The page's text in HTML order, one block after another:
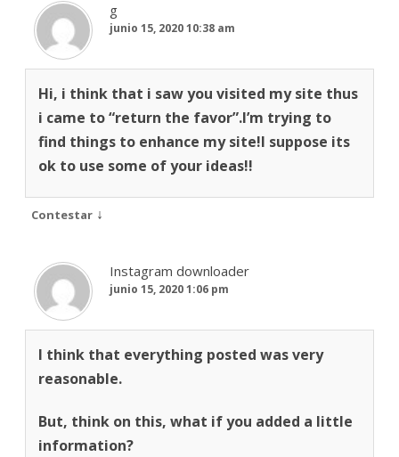
g
junio 15, 2020 10:38 am
Hi, i think that i saw you visited my site thus
i came to “return the favor”.I’m trying to
find things to enhance my site!I suppose its
ok to use some of your ideas!!
Contestar ↓
Instagram downloader
junio 15, 2020 1:06 pm
I think that everything posted was very
reasonable.
But, think on this, what if you added a little
information?